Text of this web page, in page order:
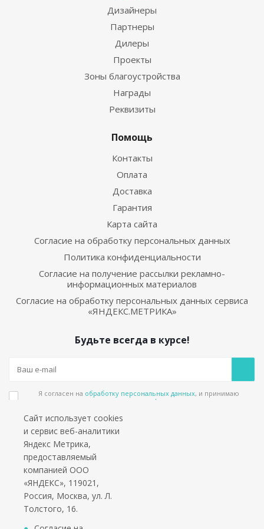
Дизайнеры
Партнеры
Дилеры
Проекты
Зоны благоустройства
Награды
Реквизиты
Помощь
Контакты
Оплата
Доставка
Гарантия
Карта сайта
Согласие на обработку персональных данных
Политика конфиденциальности
Согласие на получение рассылки рекламно-
информационных материалов
Согласие на обработку персональных данных сервиса
«ЯНДЕКС.МЕТРИКА»
Будьте всегда в курсе!
Я согласен на обработку персональных данных, и принимаю
политике конфиденциальности
Подпишитесь на еженедельный новостной бюллетень и получайте наши
лучшие материалы каждую пятницу!
Социальные сети
*работаем только с юридическими лицами и ИП
Сайт использует cookies
и сервис веб-аналитики
Яндекс Метрика,
предоставляемый
компанией ООО
«ЯНДЕКС», 119021,
Россия, Москва, ул. Л.
Толстого, 16.